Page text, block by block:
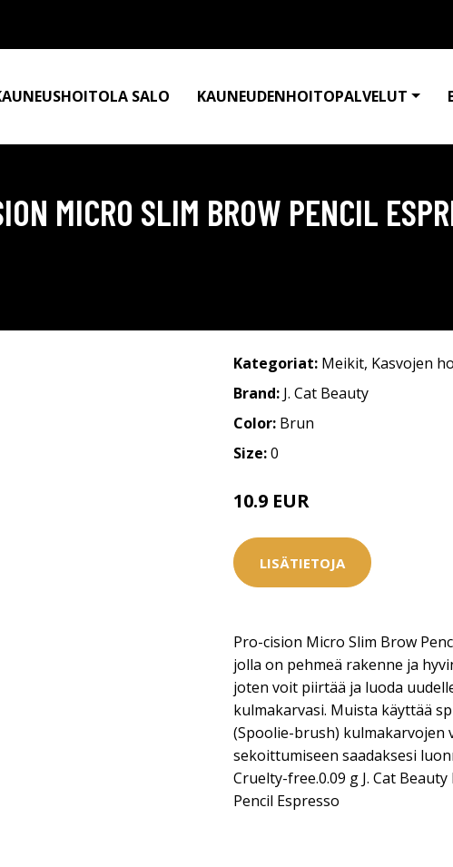
SALO KAUNEUDENHOITOPALVELUT
MICRO SLIM BROW PENCIL
Kategoriat: Meikit, Kasvojen
Brand: J. Cat Beauty
Color: Brun
Size:0
10.9 EUR
LISÄTIETOJA
Pro-cision Micro Slim Brow
jolla on pehmeä rakenne ja
joten voit piirtää ja luoda
kulmakarvasi. Muista käyttää
(Spoolie-brush) kulmakarvojen
sekoittumiseen saadaksesi
Cruelty-free.0.09 g J. Cat
Pencil Espresso